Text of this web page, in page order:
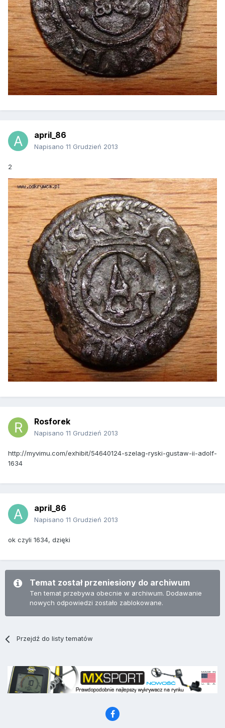
april_86
Napisano 11 Grudzień 2013
2
Rosforek
Napisano 11 Grudzień 2013
http://myvimu.com/exhibit/54640124-szelag-ryski-gustaw-ii-adolf-
1634
april_86
Napisano 11 Grudzień 2013
ok czyli 1634, dzięki
Temat został przeniesiony do archiwum
Ten temat przebywa obecnie w archiwum. Dodawanie
nowych odpowiedzi zostało zablokowane.
Przejdź do listy tematów